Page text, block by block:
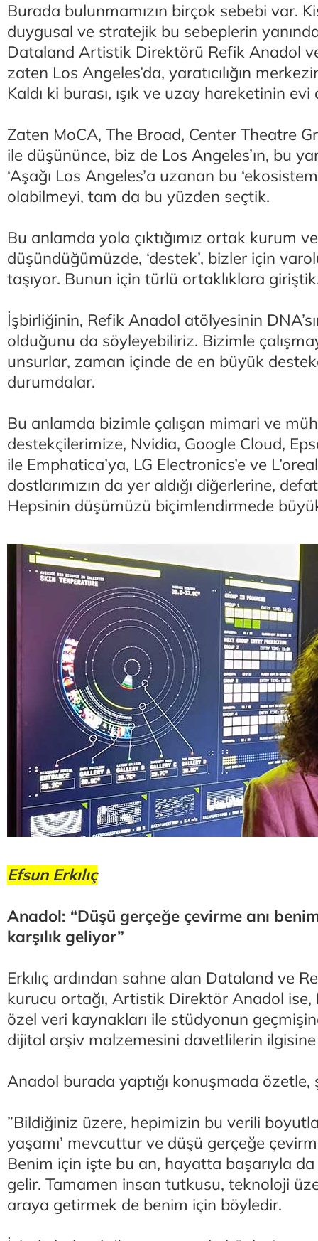
Burada bulunmamızın birçok sebebi var.
duygusal ve stratejik bu sebeplerin
Dataland Artistik Direktörü Refik Anadol
zaten Los Angeles’da, yaratıcılığın
Kaldı ki burası, ışık ve uzay hareketinin
Zaten MoCA, The Broad, Center Theatre
ile düşününce, biz de Los Angeles’ın, bu
‘Aşağı Los Angeles’a uzanan bu
olabilmeyi, tam da bu yüzden seçtik.
Bu anlamda yola çıktığımız ortak kurum
düşündüğümüzde, ‘destek’, bizler için
taşıyor. Bunun için türlü ortaklıklara
İşbirliğinin, Refik Anadol atölyesinin
olduğunu da söyleyebiliriz. Bizimle
unsurlar, zaman içinde de en büyük
durumdalar.
Bu anlamda bizimle çalışan mimari ve
destekçilerimize, Nvidia, Google Cloud,
ile Emphatica’ya, LG Electronics’e ve
dostlarımızın da yer aldığı diğerlerine,
Hepsinin düşümüzü biçimlendirmede
Efsun Erkılıç
Anadol: “Düşü gerçeğe çevirme anı
karşılık geliyor”
Erkılıç ardından sahne alan Dataland ve
kurucu ortağı, Artistik Direktör Anadol ise,
özel veri kaynakları ile stüdyonun
dijital arşiv malzemesini davetlilerin
Anadol burada yaptığı konuşmada özetle,
”Bildiğiniz üzere, hepimizin bu verili
yaşamı’ mevcuttur ve düşü gerçeğe
Benim için işte bu an, hayatta başarıyla da
gelir. Tamamen insan tutkusu, teknoloji
araya getirmek de benim için böyledir.